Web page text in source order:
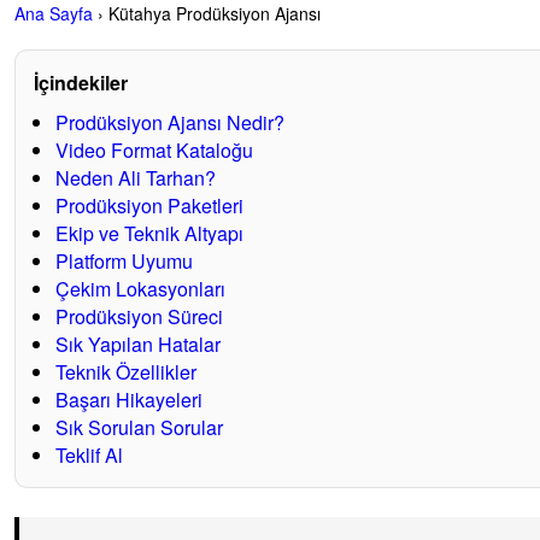
Tanıtım filmi, reklam filmi, kurumsal video ve kısa format
Kütahya’da güçlü mesajı, doğru görsel dil ve çoklu
Ali Tarhan Dijital Atölye — Kütahya için strateji odaklı video
Ana Sayfa › Kütahya Prodüksiyon Ajansı
İçindekiler
Prodüksiyon Ajansı Nedir?
Video Format Kataloğu
Neden Ali Tarhan?
Prodüksiyon Paketleri
Ekip ve Teknik Altyapı
Platform Uyumu
Çekim Lokasyonları
Prodüksiyon Süreci
Sık Yapılan Hatalar
Teknik Özellikler
Başarı Hikayeleri
Sık Sorulan Sorular
Teklif Al